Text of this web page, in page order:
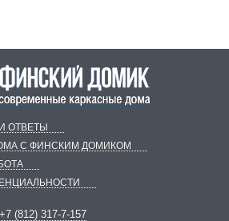
ОТВЕТЫ
С ФИНСКИМ ДОМИКОМ
+7 (812) 317-7-157